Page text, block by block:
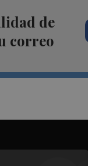
de
correo